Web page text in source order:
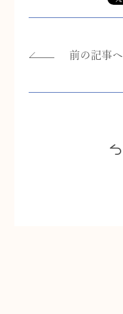
前の記事へ